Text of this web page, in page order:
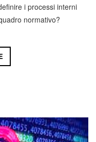
i processi interni
normativo?